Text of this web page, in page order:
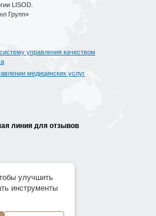
LISOD.
Групп»
управления качеством
медицинских услуг
линия для отзывов
улучшить
инструменты